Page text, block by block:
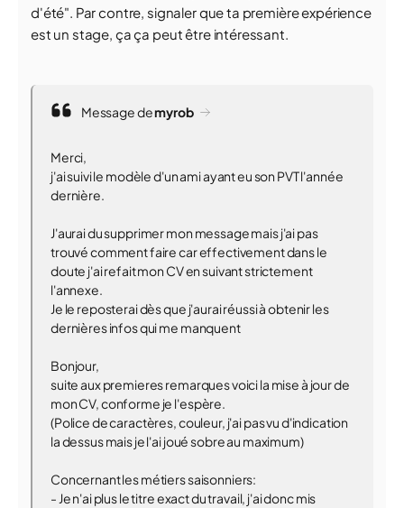
d'été". Par contre, signaler que ta première expérience
est un stage, ça ça peut être intéressant.
Message demyrob
Merci,
j'ai suivi le modèle d'un ami ayant eu son PVT l'année
dernière.
J'aurai du supprimer mon message mais j'ai pas
trouvé comment faire car effectivement dans le
doute j'ai refait mon CV en suivant strictement
l'annexe.
Je le reposterai dès que j'aurai réussi à obtenir les
dernières infos qui me manquent
Bonjour,
suite aux premieres remarques voici la mise à jour de
mon CV, conforme je l'espère.
(Police de caractères, couleur, j'ai pas vu d'indication
la dessus mais je l'ai joué sobre au maximum)
Concernant les métiers saisonniers:
- Je n'ai plus le titre exact du travail, j'ai donc mis